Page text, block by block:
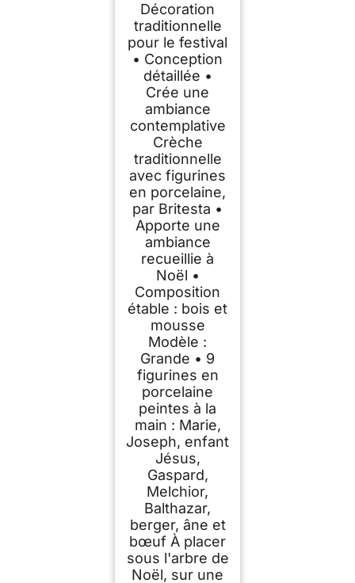
Porcelaine peintes à
la ma...
Décoration
traditionnelle
pour le festival
• Conception
détaillée •
Crée une
ambiance
contemplative
Crèche
traditionnelle
avec figurines
en porcelaine,
par Britesta •
Apporte une
ambiance
recueillie à
Noël •
Composition
étable : bois et
mousse
Modèle :
Grande • 9
figurines en
porcelaine
peintes à la
main : Marie,
Joseph, enfant
Jésus,
Gaspard,
Melchior,
Balthazar,
berger, âne et
bœuf À placer
sous l'arbre de
Noël, sur une